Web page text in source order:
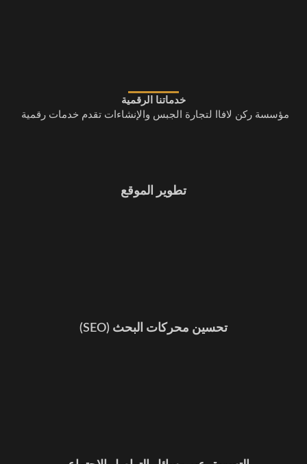
خدماتنا الرقمية
مؤسسة ركن لافاا لتجارة الجبس والإنشاءات تقدم خدمات رقمية
تطوير الموقع
تحسين محركات البحث (SEO)